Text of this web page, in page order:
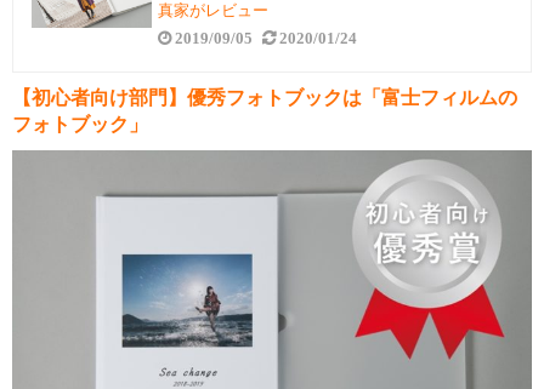
真家がレビュー
2019/09/05 2020/01/24
【初心者向け部門】優秀フォトブックは「富士フィルムの
フォトブック」